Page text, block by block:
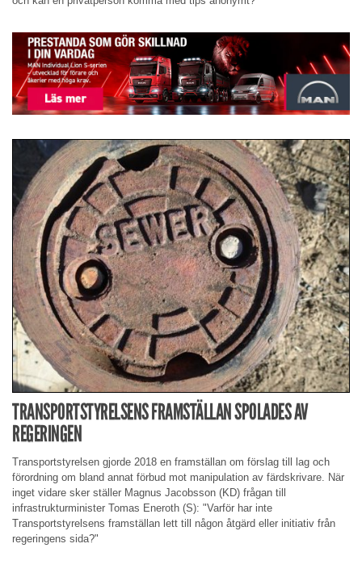
TRANSPORTSTYRELSENS FRAMSTÄLLAN SPOLADES AV
REGERINGEN
Transportstyrelsen gjorde 2018 en framställan om förslag till lag och
förordning om bland annat förbud mot manipulation av färdskrivare. När
inget vidare sker ställer Magnus Jacobsson (KD) frågan till
infrastrukturminister Tomas Eneroth (S): "Varför har inte
Transportstyrelsens framställan lett till någon åtgärd eller initiativ från
regeringens sida?"